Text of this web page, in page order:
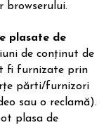
browserului.
plasate de
de conținut de
fi furnizate prin
părti/furnizori
sau o reclamă).
plasa de